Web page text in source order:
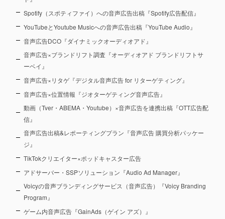
Spotify（スポティファイ）への音声広告出稿『Spotify広告配信』
YouTubeとYoutube Musicへの音声広告出稿『YouTube Audio』
音声広告DCO『ダイナミックオーディオアド』
音声広告×ブランドリフト調査『オーディオアド ブランドリフトサ
ーベイ』
音声広告×リタゲ『デジタル音声広告 for リターゲティング』
音声広告×位置情報『ジオターゲティング音声広告』
動画（Tver・ABEMA・Youtube）×音声広告を連携出稿『OTT広告配
信』
音声広告出稿&レポーティングプラン『音声広告 購買分析パッケー
ジ』
TikTokクリエイター×ポッドキャスター広告
アドサーバー・SSPソリューション『Audio Ad Manager』
Voicyの音声ブランディングサービス（音声広告）『Voicy Branding
Program』
ゲーム内音声広告『GainAds（ゲイン アズ）』